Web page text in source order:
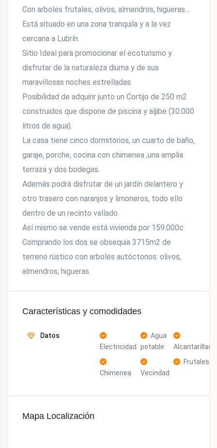
Con arboles frutales, olivos, almendros, higueras…
Está situado en una zona tranquila y a la vez
cercana a Lubrín.
Sitio Ideal para promocionar el ecoturismo y
disfrutar de la naturaleza diurna y de sus
maravillosas noches estrelladas.
Posibilidad de adquirir junto un Cortijo de 250 m2
construidos que dispone de piscina y aljibe (30.000
litros de agua).
La casa tiene cinco dormitorios, un cuarto de baño,
garaje, porche, cocina con chimenea ,una amplia
terraza y dos bodegas.
Además podrá disfrutar de un jardín delantero y
otro trasero con naranjos y limoneros, todo ello
dentro de un recinto vallado.
Así mismo se vende está vivienda por 159.000c
Comprando los dos se obsequia 3715m2 de
terreno rústico con arboles autóctonos: olivos,
almendros, higueras.
Características y comodidades
Datos
Electricidad
Agua
potable
Alcantarillado
Chimenea Vecindad
Frutales
Mapa Localización